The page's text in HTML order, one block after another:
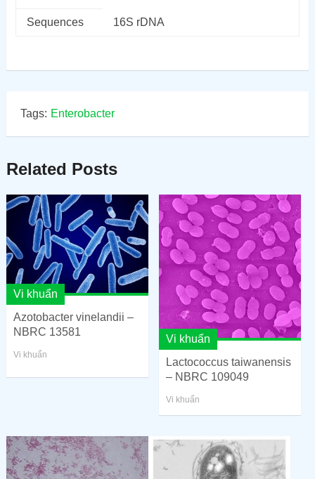
Sequences 16S rDNA
Tags: Enterobacter
Related Posts
Vi khuẩn
Azotobacter vinelandii –
NBRC 13581
Vi khuẩn
Vi khuẩn
Lactococcus taiwanensis
– NBRC 109049
Vi khuẩn